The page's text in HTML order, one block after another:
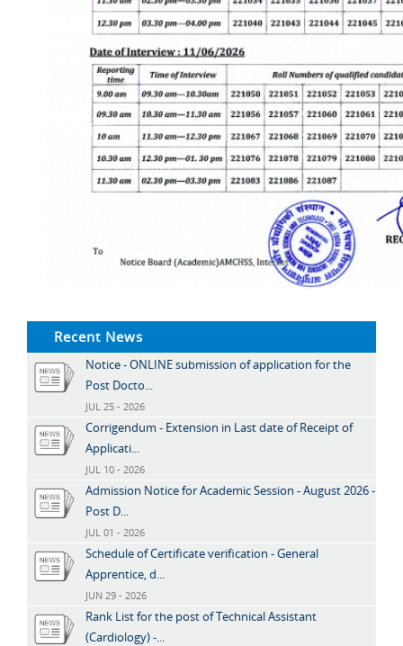
Recent News
Notice - ONLINE submission of application for the
Post Docto...
JUL 25 - 2026
Corrigendum - Extension in Last date of Receipt of
Applicati...
JUL 10 - 2026
Admission Notice for Academic Session - August 2026 -
Post D...
JUL 01 - 2026
Schedule of Certificate verification - General
Apprentice, d...
JUN 29 - 2026
Rank List for the post of Technical Assistant
(Cardiology) -...